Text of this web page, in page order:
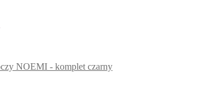
NOEMI - komplet czarny